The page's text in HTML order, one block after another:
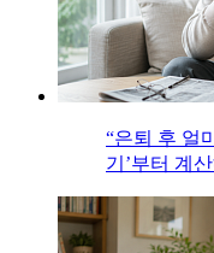
“은퇴 후 얼
기’부터 계